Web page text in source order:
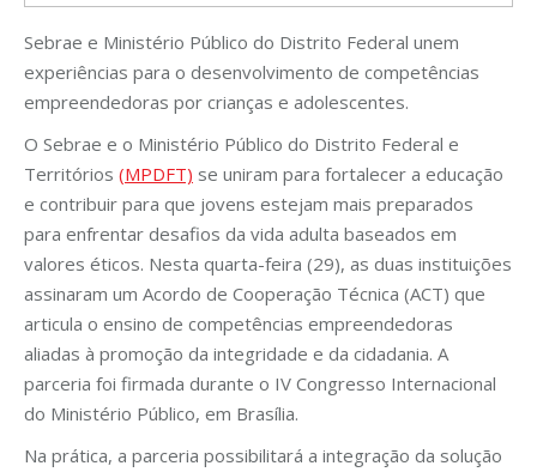
Sebrae e Ministério Público do Distrito Federal unem
experiências para o desenvolvimento de competências
empreendedoras por crianças e adolescentes.
O Sebrae e o Ministério Público do Distrito Federal e
Territórios (MPDFT) se uniram para fortalecer a educação
e contribuir para que jovens estejam mais preparados
para enfrentar desafios da vida adulta baseados em
valores éticos. Nesta quarta-feira (29), as duas instituições
assinaram um Acordo de Cooperação Técnica (ACT) que
articula o ensino de competências empreendedoras
aliadas à promoção da integridade e da cidadania. A
parceria foi firmada durante o IV Congresso Internacional
do Ministério Público, em Brasília.
Na prática, a parceria possibilitará a integração da solução